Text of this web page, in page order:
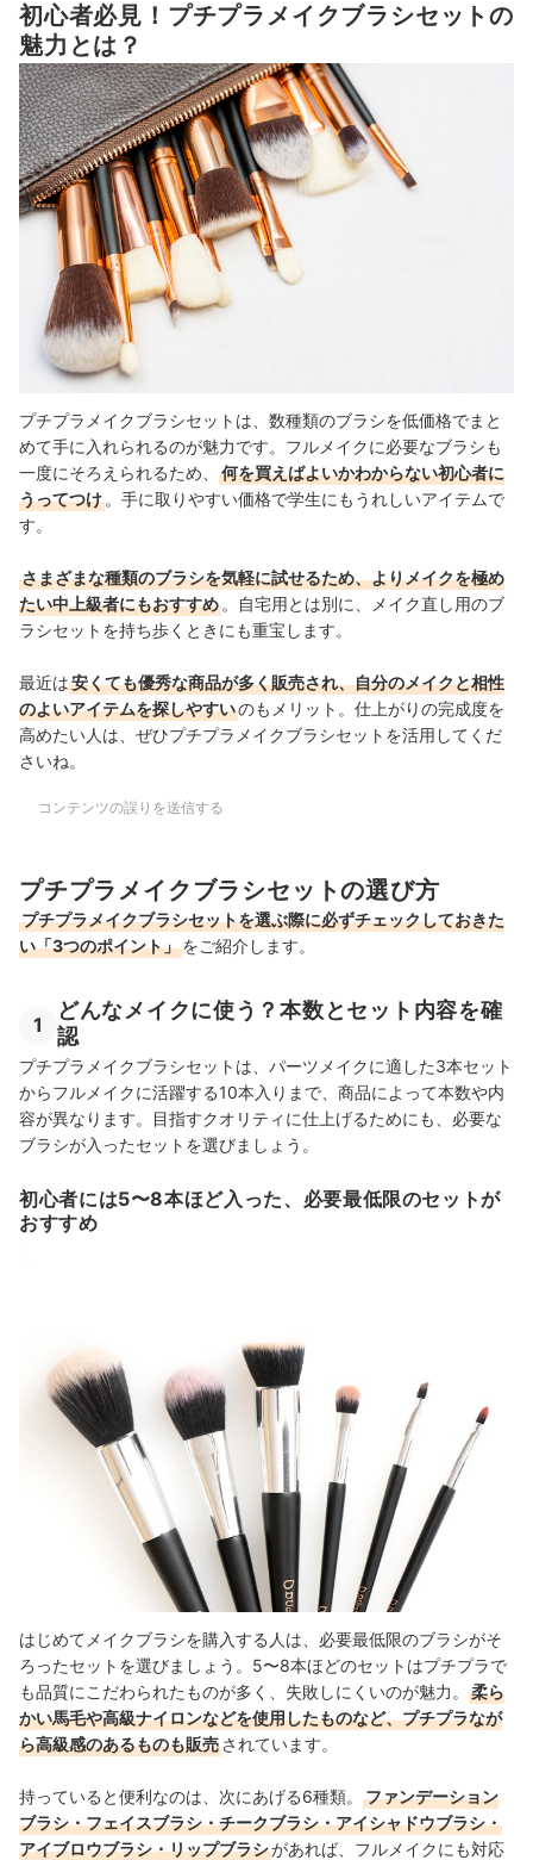
洗ってもOK？メイクブラシのお手入れ方法とは？
パーツごとのブラシもチェック！
プチプラメイクブラシセットの売れ筋ランキングもチェック！
初心者必見！プチプラメイクブラシセットの
魅力とは？
プチプラメイクブラシセットは、数種類のブラシを低価格でまと
めて手に入れられるのが魅力です。フルメイクに必要なブラシも
一度にそろえられるため、
何を買えばよいかわからない初心者に
うってつけ 。手に取りやすい価格で学生にもうれしいアイテムで
す。
さまざまな種類のブラシを気軽に試せるため、よりメイクを極め
たい中上級者にもおすすめ 。自宅用とは別に、メイク直し用のブ
ラシセットを持ち歩くときにも重宝します。
最近は安くても優秀な商品が多く販売され、自分のメイクと相性
のよいアイテムを探しやすいのもメリット。仕上がりの完成度を
高めたい人は、ぜひプチプラメイクブラシセットを活用してくだ
さいね。
コンテンツの誤りを送信する
プチプラメイクブラシセットの選び方
プチプラメイクブラシセットを選ぶ際に必ずチェックしておきた
い「3つのポイント」をご紹介します。
1
どんなメイクに使う？本数とセット内容を確
認
プチプラメイクブラシセットは、パーツメイクに適した3本セット
からフルメイクに活躍する10本入りまで、商品によって本数や内
容が異なります。目指すクオリティに仕上げるためにも、必要な
ブラシが入ったセットを選びましょう。
初心者には5〜8本ほど入った、必要最低限のセットが
おすすめ
はじめてメイクブラシを購入する人は、必要最低限のブラシがそ
ろったセットを選びましょう。5〜8本ほどのセットはプチプラで
も品質にこだわられたものが多く、失敗しにくいのが魅力。
柔ら
かい馬毛や高級ナイロンなどを使用したものなど、プチプラなが
ら高級感のあるものも販売されています。
持っていると便利なのは、次にあげる6種類。
ファンデーション
ブラシ・フェイスブラシ・チークブラシ・アイシャドウブラシ・
アイブロウブラシ・リップブラシがあれば、フルメイクにも対応